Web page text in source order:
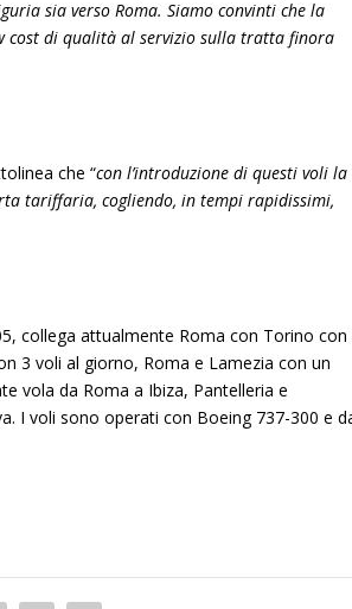
sia verso Roma. Siamo convinti che la
cost di qualità al servizio sulla tratta finora
che “con l’introduzione di questi voli la
tariffaria, cogliendo, in tempi rapidissimi,
collega attualmente Roma con Torino con
3 voli al giorno, Roma e Lamezia con un
vola da Roma a Ibiza, Pantelleria e
I voli sono operati con Boeing 737-300 e